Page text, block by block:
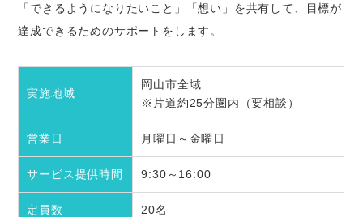
「できるようになりたいこと」「想い」を共有して、目標が
達成できるためのサポートをします。
実施地域
岡山市全域
※片道約25分圏内（要相談）
営業日 月曜日～金曜日
サービス提供時間 9:30～16:00
定員数 20名